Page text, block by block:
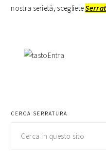
nostra serietà, scegliete
barra
CERCA SERRATURA